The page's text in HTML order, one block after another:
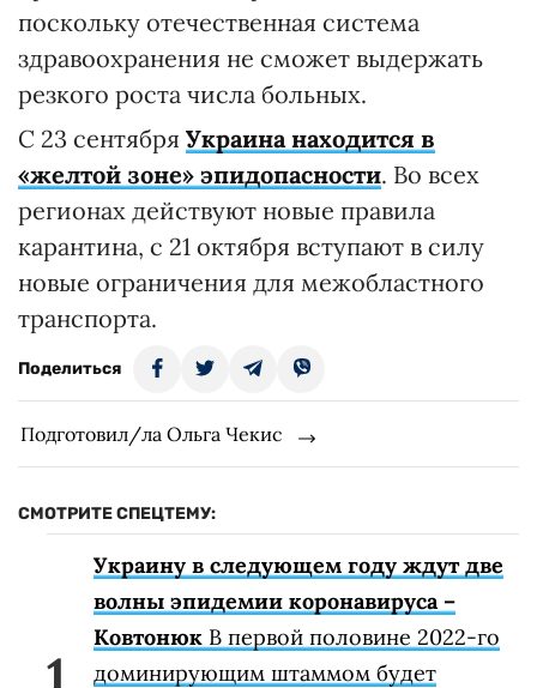
поскольку отечественная система
здравоохранения не сможет выдержать
резкого роста числа больных.
С 23 сентября Украина находится в
«желтой зоне» эпидопасности. Во всех
регионах действуют новые правила
карантина, с 21 октября вступают в силу
новые ограничения для межобластного
транспорта.
Поделиться
Подготовил/ла Ольга Чекис
СМОТРИТЕ СПЕЦТЕМУ:
Украину в следующем году ждут две
волны эпидемии коронавируса –
Ковтонюк В первой половине 2022-го
доминирующим штаммом будет